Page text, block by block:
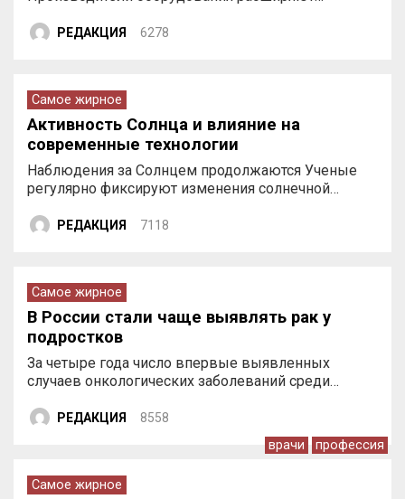
РЕДАКЦИЯ 6278
Самое жирное
Активность Солнца и влияние на
современные технологии
Наблюдения за Солнцем продолжаются Ученые
регулярно фиксируют изменения солнечной…
РЕДАКЦИЯ 7118
Самое жирное
В России стали чаще выявлять рак у
подростков
За четыре года число впервые выявленных
случаев онкологических заболеваний среди…
РЕДАКЦИЯ 8558
врачи профессия
Самое жирное